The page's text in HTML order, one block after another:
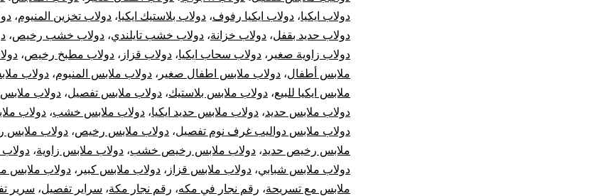
دولاب ايكيا، دولاب ايكيا رفوف، دولاب بلاستيك ايكيا، دولاب تخزين المنيوم،
دولاب حديد بقفل، دولاب خزانة، دولاب خشب تايلندي، دولاب خشب رخيص،
دولاب زاوية صغير ، دولاب سحاب ايكيا، دولاب قزاز ، دولاب مطبخ رخيص،
ملابس أطفال، دولاب ملابس اطفال صغير ، دولاب ملابس المنيوم، دولاب
ملابس ايكيا للبيع، دولاب ملابس بلاستيك، دولاب ملابس تفصيل، دولاب
دولاب ملابس حديد، دولاب ملابس حديد ايكيا، دولاب ملابس خشب، دولاب
دولاب ملابس دواليب غرف نوم تفصيل، دولاب ملابس رخيص، دولاب ملابس
ملابس رخيص حديد، دولاب ملابس رخيص خشب، دولاب ملابس زاوية، دولاب
دولاب ملابس شبابي، دولاب ملابس قزاز ، دولاب ملابس كبير ، دولاب ملابس
ملابس مع تسريحة، رقم نجار في مكه، رقم نجار مكة، سراير تفصيل، سرير